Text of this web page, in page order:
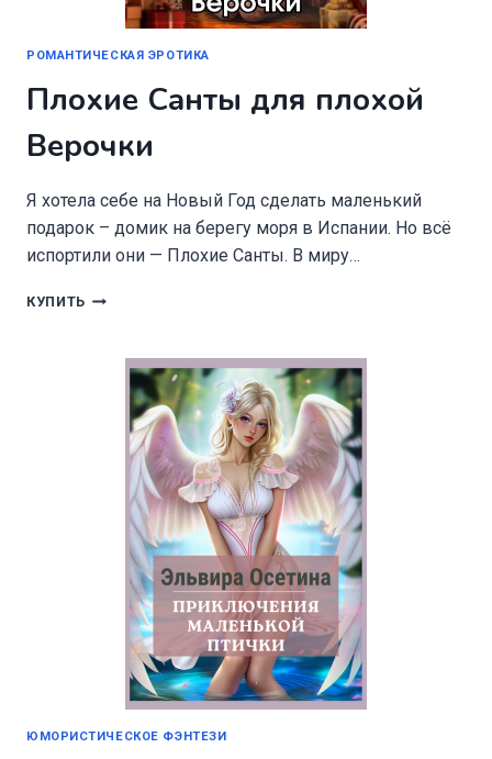
РОМАНТИЧЕСКАЯ ЭРОТИКА
Плохие Санты для плохой
Верочки
Я хотела себе на Новый Год сделать маленький
подарок – домик на берегу моря в Испании. Но всё
испортили они — Плохие Санты. В миру…
КУПИТЬ ПЛОХИЕ
ПЛОХОЙ
ВЕРОЧКИ
ЮМОРИСТИЧЕСКОЕ ФЭНТЕЗИ